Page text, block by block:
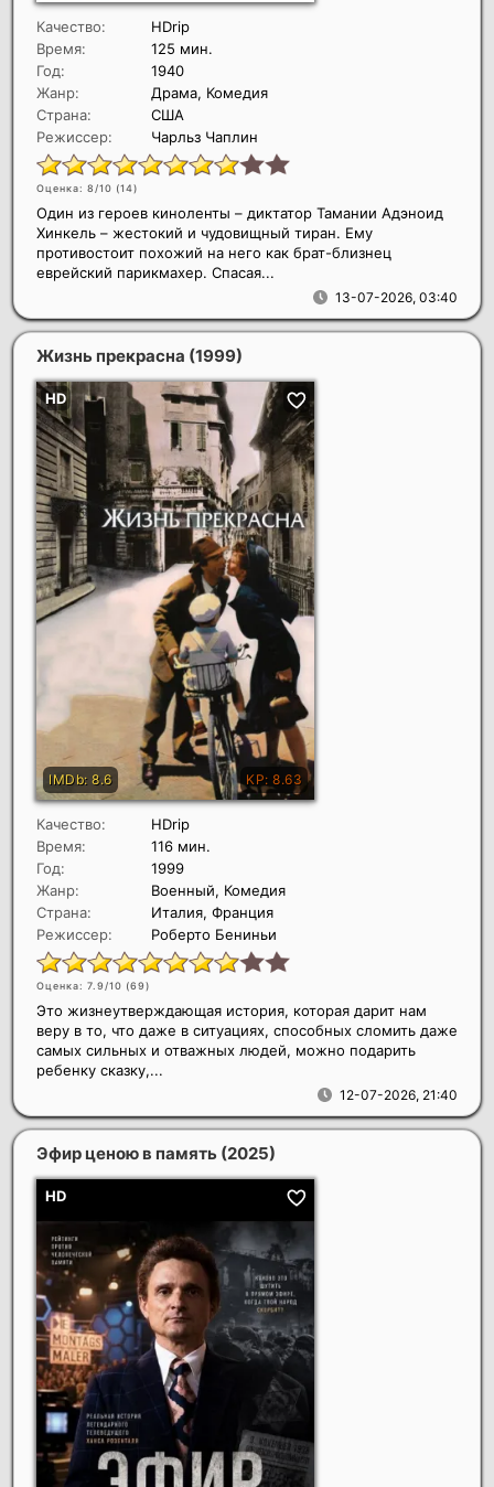
Качество:
HDrip
Время:
125 мин.
Год:
1940
Жанр:
Драма, Комедия
Страна:
США
Режиссер:
Чарльз Чаплин
Оценка: 8/10 (14)
13-07-2026, 03:40
Один из героев киноленты – диктатор Тамании Адэноид
Хинкель – жестокий и чудовищный тиран. Ему
противостоит похожий на него как брат-близнец
еврейский парикмахер. Спасая...
Жизнь прекрасна (1999)
Качество:
HDrip
Время:
116 мин.
Год:
1999
Жанр:
Военный, Комедия
Страна:
Италия, Франция
Режиссер:
Роберто Бениньи
Оценка: 7.9/10 (69)
12-07-2026, 21:40
Это жизнеутверждающая история, которая дарит нам
веру в то, что даже в ситуациях, способных сломить даже
самых сильных и отважных людей, можно подарить
ребенку сказку,...
Эфир ценою в память (2025)